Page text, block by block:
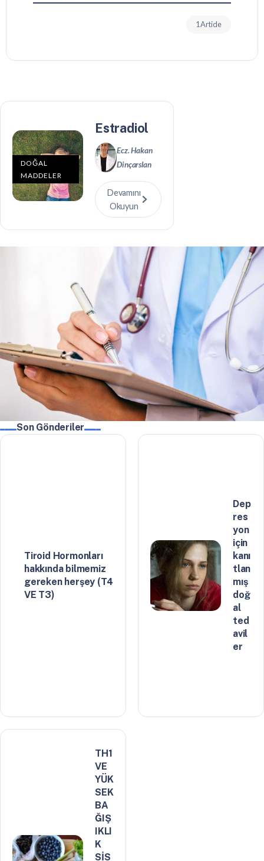
1 Article
DOĞAL
MADDELER
Estradiol
Ecz. Hakan
Dinçarslan
Devamını
Okuyun
Son Gönderiler
Tiroid Hormonları
hakkında bilmemiz
gereken herşey (T4
VE T3)
Dep
res
yon
için
kanı
tlan
mış
doğ
al
ted
avil
er
TH1
VE
YÜK
SEK
BA
ĞIŞ
IKLI
K
SİS